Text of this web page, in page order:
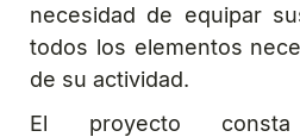
necesidad de equipar
todos los elementos
de su actividad.
El proyecto